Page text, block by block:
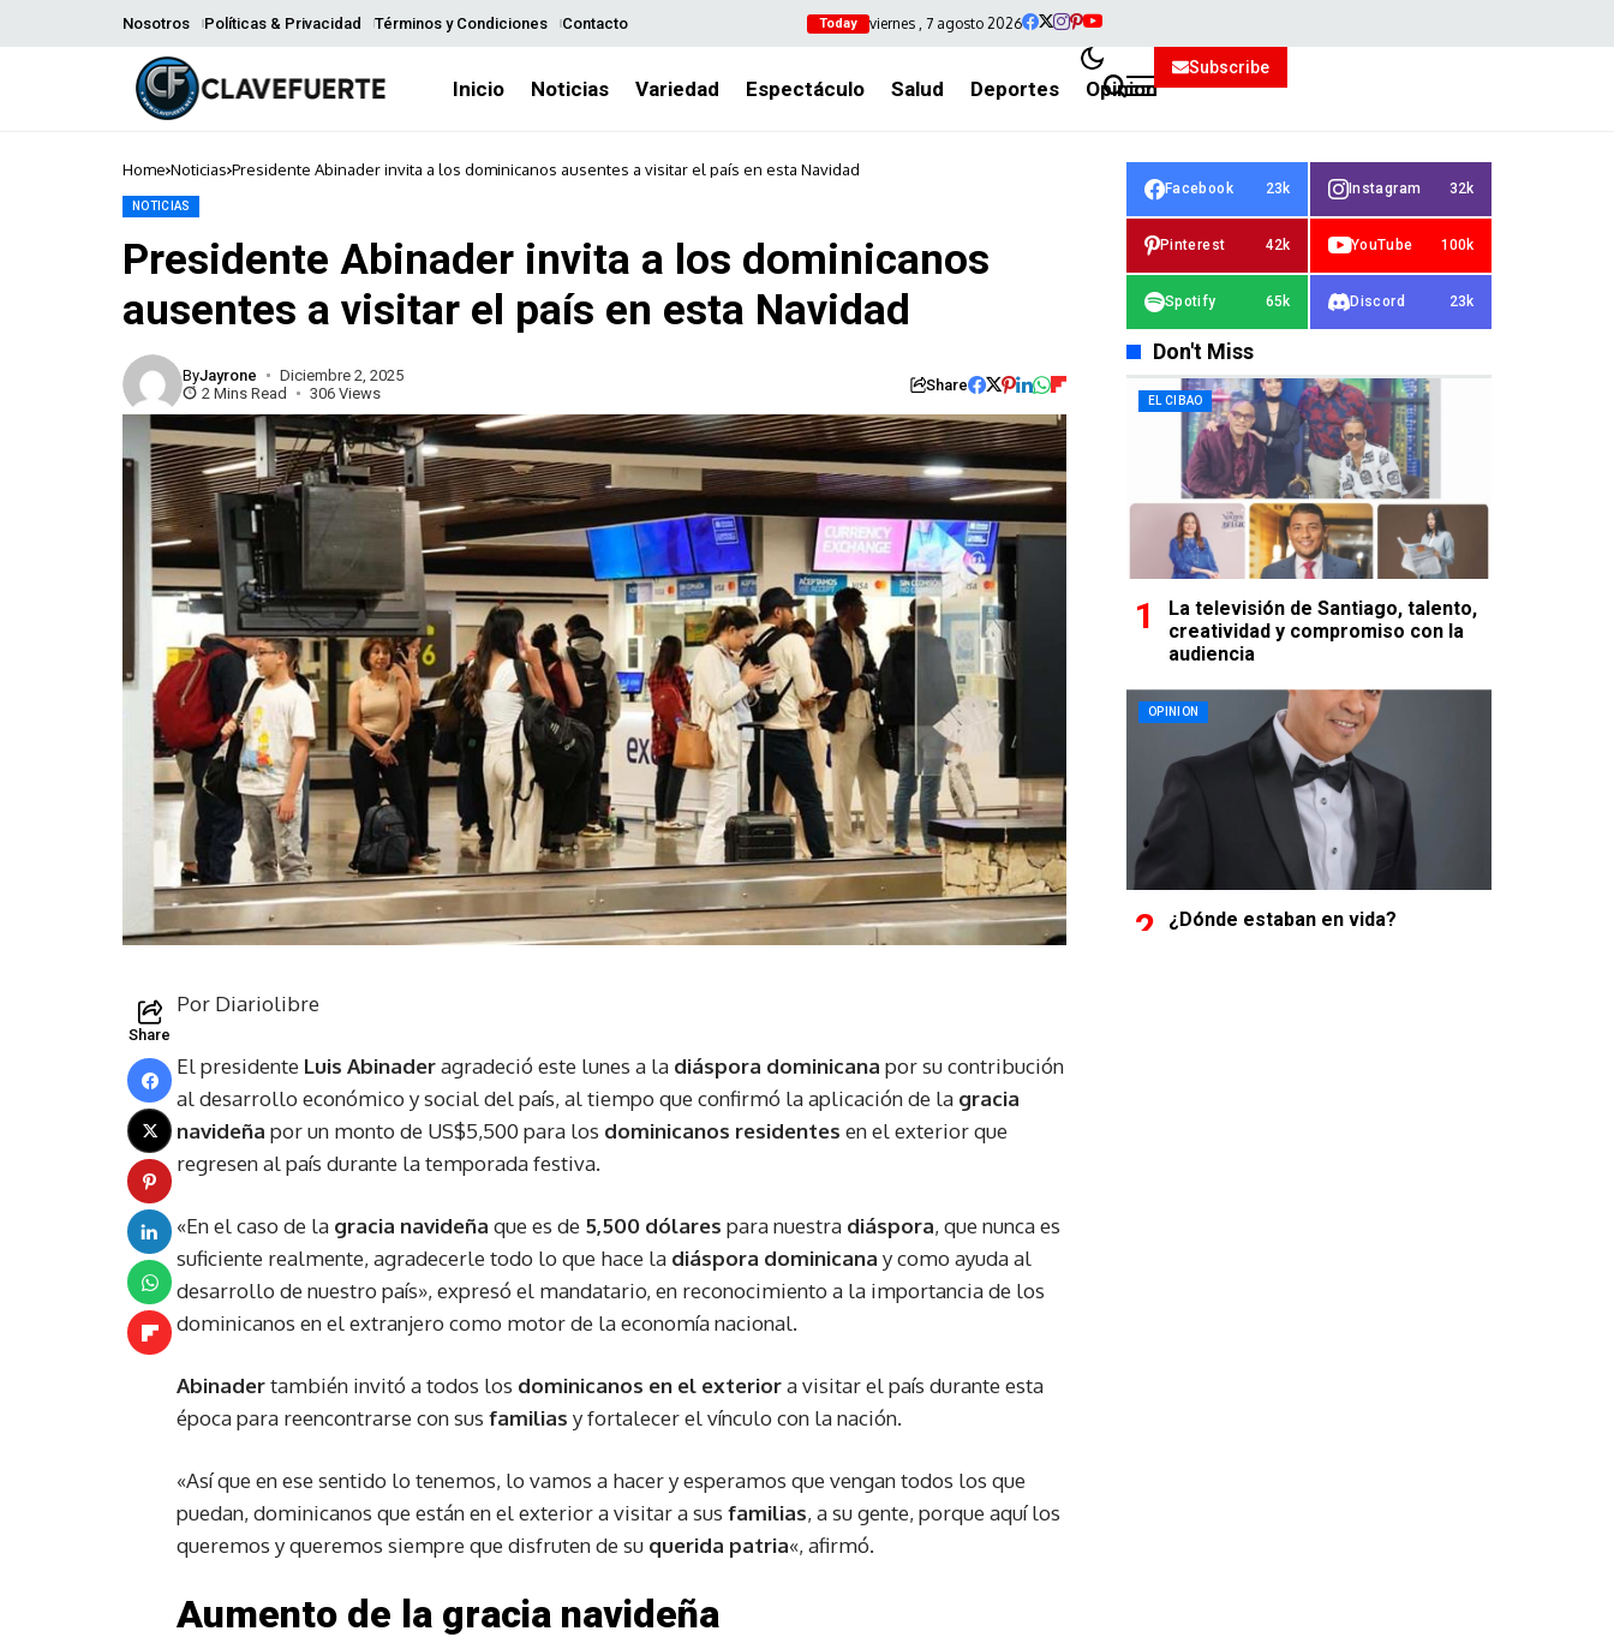
Nosotros Políticas & Privacidad Términos y Condiciones Contacto Today viernes , 7 agosto 2026
Inicio Noticias Variedad Espectáculo Salud Deportes Opinion
Subscribe
Home Noticias Presidente Abinader invita a los dominicanos ausentes a visitar el país en esta Navidad
NOTICIAS
Presidente Abinader invita a los dominicanos
ausentes a visitar el país en esta Navidad
ByJayrone
Diciembre 2, 2025
2 Mins Read
306 Views Share
Share
Por Diariolibre
El presidente Luis Abinaderagradeció este lunes a la diáspora dominicana por su contribución
al desarrollo económico y social del país, al tiempo que confirmó la aplicación de la gracia
navideña por un monto de US$5,500 para los dominicanos residentes en el exterior que
regresen al país durante la temporada festiva.
«En el caso de la gracia navideña que es de 5,500 dólares para nuestra diáspora, que nunca es
suficiente realmente, agradecerle todo lo que hace la diáspora dominicana y como ayuda al
desarrollo de nuestro país», expresó el mandatario, en reconocimiento a la importancia de los
dominicanos en el extranjero como motor de la economía nacional.
Abinadertambién invitó a todos los dominicanos en el exteriora visitar el país durante esta
época para reencontrarse con sus familias y fortalecer el vínculo con la nación.
«Así que en ese sentido lo tenemos, lo vamos a hacer y esperamos que vengan todos los que
puedan, dominicanos que están en el exterior a visitar a sus familias, a su gente, porque aquí los
queremos y queremos siempre que disfruten de su querida patria«, afirmó.
Aumento de la gracia navideña
Facebook 23k Instagram 32k
Pinterest 42k YouTube 100k
Spotify 65k Discord 23k
Don't Miss
EL CIBAO
La televisión de Santiago, talento,
creatividad y compromiso con la
audiencia
OPINION
¿Dónde estaban en vida?